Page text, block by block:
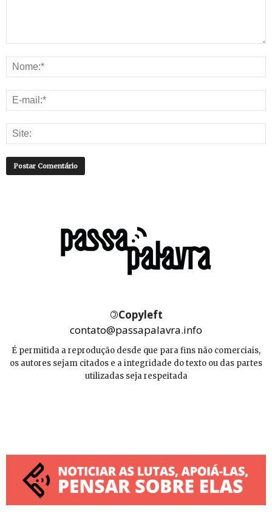
©Copyleft
contato@passapalavra.info
É permitida a reprodução desde que para fins não comerciais,
os autores sejam citados e a integridade do texto ou das partes
utilizadas seja respeitada